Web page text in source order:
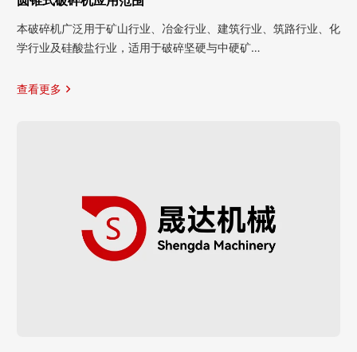
本破碎机广泛用于矿山行业、冶金行业、建筑行业、筑路行业、化
学行业及硅酸盐行业，适用于破碎坚硬与中硬矿…
查看更多